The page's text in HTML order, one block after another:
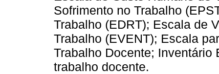
Sofrimento no Trabalho
Trabalho (EDRT); Escala de
Trabalho (EVENT); Escala
Trabalho Docente; Inventário
trabalho docente.